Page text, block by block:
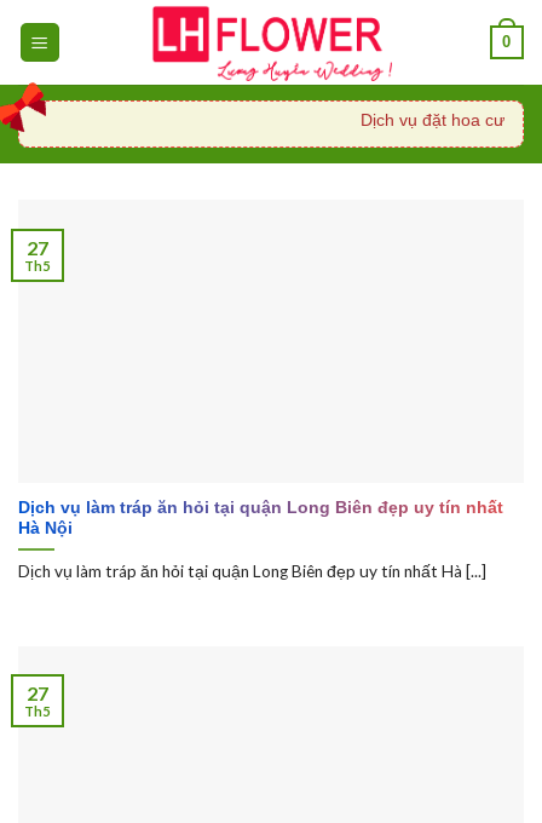
0
Dịch vụ đặt hoa cưới,
Dịch vụ làm tráp ăn hỏi tại quận Long Biên đẹp uy tín nhất
Hà Nội
Dịch vụ làm tráp ăn hỏi tại quận Long Biên đẹp uy tín nhất Hà [...]
27
Th5
27
Th5